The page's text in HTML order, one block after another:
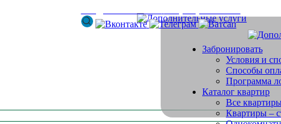
Забронировать
Условия и
Способы
Программа
Каталог квартир
Все
Квартиры –